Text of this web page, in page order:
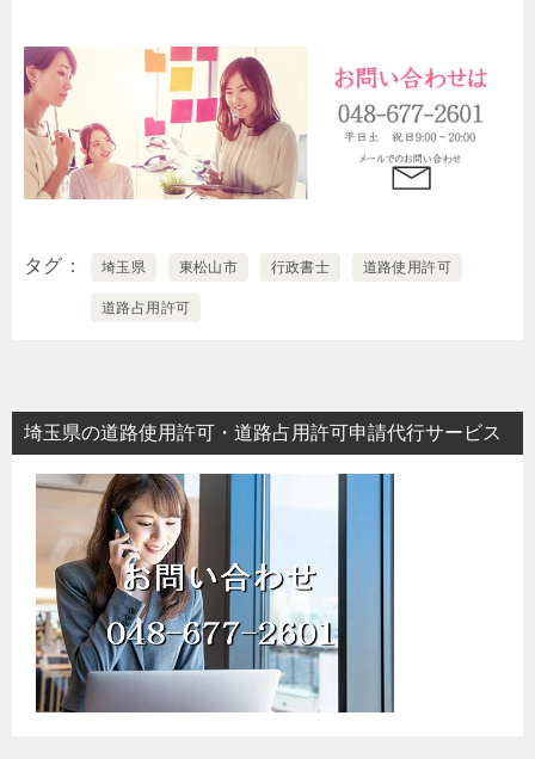
タグ 埼玉県 東松山市 行政書士 道路使用許可
道路占用許可
埼玉県の道路使用許可・道路占用許可申請代行サービス